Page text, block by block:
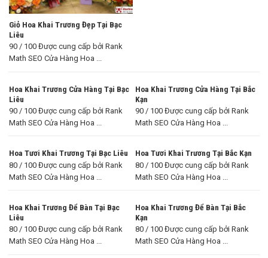
Giỏ Hoa Khai Trương Đẹp Tại Bạc
Liêu
90 / 100 Được cung cấp bởi Rank
Math SEO Cửa Hàng Hoa ...
Hoa Khai Trương Cửa Hàng Tại Bạc
Liêu
90 / 100 Được cung cấp bởi Rank
Math SEO Cửa Hàng Hoa ...
Hoa Khai Trương Cửa Hàng Tại Bắc
Kạn
90 / 100 Được cung cấp bởi Rank
Math SEO Cửa Hàng Hoa ...
Hoa Tươi Khai Trương Tại Bạc Liêu
80 / 100 Được cung cấp bởi Rank
Math SEO Cửa Hàng Hoa ...
Hoa Tươi Khai Trương Tại Bắc Kạn
80 / 100 Được cung cấp bởi Rank
Math SEO Cửa Hàng Hoa ...
Hoa Khai Trương Để Bàn Tại Bạc
Liêu
80 / 100 Được cung cấp bởi Rank
Math SEO Cửa Hàng Hoa ...
Hoa Khai Trương Để Bàn Tại Bắc
Kạn
80 / 100 Được cung cấp bởi Rank
Math SEO Cửa Hàng Hoa ...